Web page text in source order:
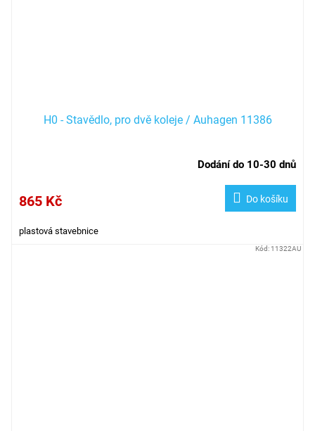
H0 - Stavědlo, pro dvě koleje / Auhagen 11386
Dodání do 10-30 dnů
865 Kč Do košíku
plastová stavebnice
Kód: 11322AU